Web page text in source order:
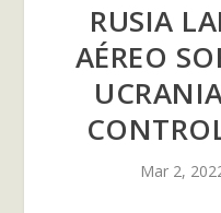
RUSIA
AÉREO
Mar 2,